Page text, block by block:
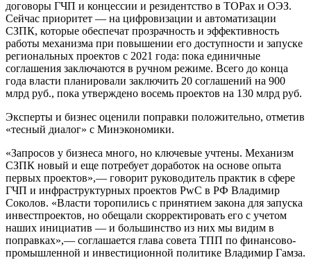
договоры ГЧП и концессии и резидентство в ТОРах и ОЭЗ.
Сейчас приоритет — на цифровизации и автоматизации
СЗПК, которые обеспечат прозрачность и эффективность
работы механизма при повышении его доступности и запуске
региональных проектов с 2021 года: пока единичные
соглашения заключаются в ручном режиме. Всего до конца
года власти планировали заключить 20 соглашений на 900
млрд руб., пока утверждено восемь проектов на 130 млрд руб.
Эксперты и бизнес оценили поправки положительно, отметив
«тесный диалог» с Минэкономики.
«Запросов у бизнеса много, но ключевые учтены. Механизм
СЗПК новый и еще потребует доработок на основе опыта
первых проектов»,— говорит руководитель практик в сфере
ГЧП и инфраструктурных проектов PwC в РФ Владимир
Соколов. «Власти торопились с принятием закона для запуска
инвестпроектов, но обещали скорректировать его с учетом
наших инициатив — и большинство из них мы видим в
поправках»,— соглашается глава совета ТПП по финансово-
промышленной и инвестиционной политике Владимир Гамза.